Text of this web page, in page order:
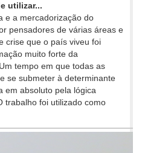
utilizar...
e a mercadorização do
pensadores de várias áreas e
crise que o país viveu foi
muito forte da
tempo em que todas as
se submeter à determinante
em absoluto pela lógica
trabalho foi utilizado como